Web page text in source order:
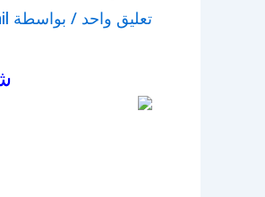
تعليق واحد / بواسطة